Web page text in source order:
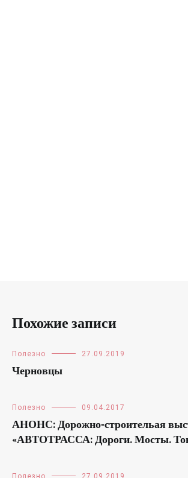
Похожие записи
Полезно 27.09.2019
Черновцы
Полезно 09.04.2017
АНОНС: Дорожно-строительая
«АВТОТРАССА: Дороги. Мосты.
Полезно 27.09.2019